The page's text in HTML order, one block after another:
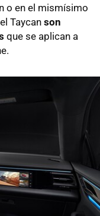
o en el mismísimo
Taycan son
que se aplican a